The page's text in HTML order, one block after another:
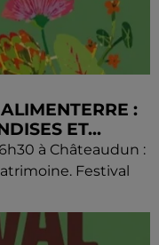
:
ET...
à Châteaudun :
Festival